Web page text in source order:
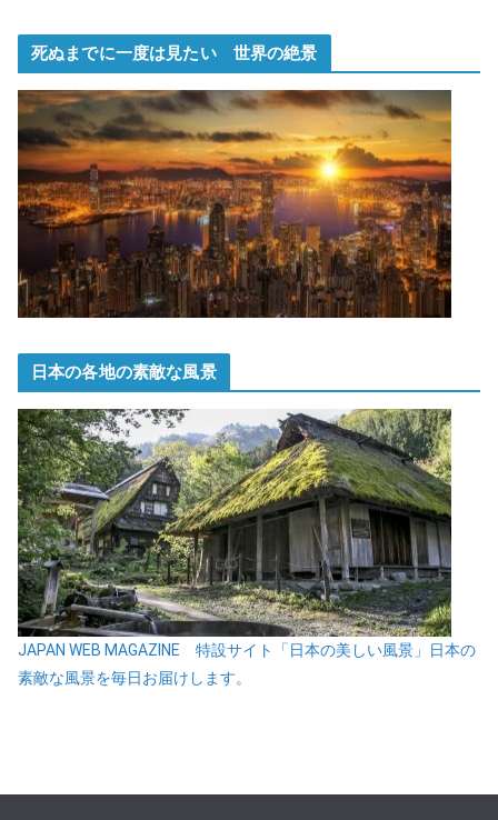
死ぬまでに一度は見たい 世界の絶景
日本の各地の素敵な風景
JAPAN WEB MAGAZINE 特設サイト「日本の美しい風景」日本の
素敵な風景を毎日お届けします。